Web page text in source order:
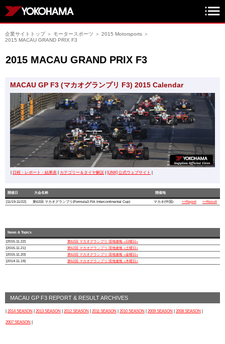
企業サイトトップ＞ モータースポーツ ＞ 2015 Motorsports ＞
2015 MACAU GRAND PRIX F3
2015 MACAU GRAND PRIX F3
MACAU GP F3 (マカオグランプリ F3) 2015 Calendar
日程・レポート・結果表 カテゴリー＆タイヤ解説 [LINK] 公式ウェブサイト
開催日 大会名称
開催地
[11/19-11/22]
第62回 マカオグランプリ(Formula3 FIA Intercontinental Cup) マカオ(中国) >>Report >>Result
News & Topics
[2015.11.22]
第62回 マカオグランプリ 現地速報 =日曜日=
[2015.11.21]
第62回 マカオグランプリ 現地速報 =土曜日=
[2015.11.20]
第62回 マカオグランプリ 現地速報 =金曜日=
[2014.11.19]
第62回 マカオグランプリ 現地速報 =木曜日=
MACAU GP F3 REPORT & RESULT ARCHIVES
2014 SEASON 2013 SEASON 2012 SEASON 2011 SEASON 2010 SEASON 2009 SEASON 2008 SEASON
2007 SEASON